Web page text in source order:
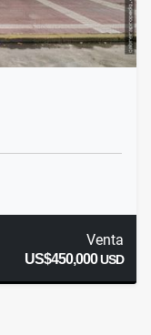
Venta
US$450,000USD